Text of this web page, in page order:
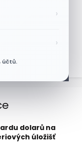
›
›
účtů.
závazek vůči
dolarů na
úložišť